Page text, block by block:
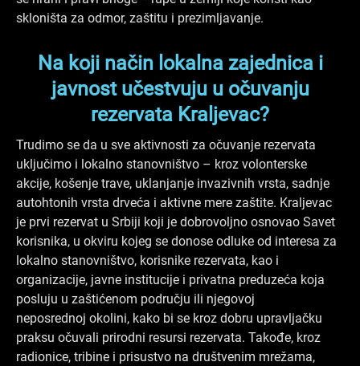
skloništa za odmor, zaštitu i prezimljavanje.
Na koji način lokalna zajednica i
javnost učestvuju u očuvanju
rezervata Kraljevac?
Trudimo se da u sve aktivnosti za očuvanje rezervata
uključimo i lokalno stanovništvo – kroz volonterske
akcije, košenje trave, uklanjanje invazivnih vrsta, sadnje
autohtonih vrsta drveća i aktivne mere zaštite. Kraljevac
je prvi rezervat u Srbiji koji je dobrovoljno osnovao Savet
korisnika, u okviru kojeg se donose odluke od interesa za
lokalno stanovništvo, korisnike rezervata, kao i
organizacije, javne institucije i privatna preduzeća koja
posluju u zaštićenom području ili njegovoj
neposrednoj okolini, kako bi se kroz dobru upravljačku
praksu očuvali prirodni resursi rezervata. Takođe, kroz
radionice, tribine i prisustvo na društvenim mrežama,